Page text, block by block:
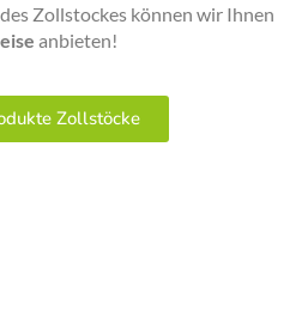
Zollstockes können wir Ihnen
anbieten!
Zollstöcke